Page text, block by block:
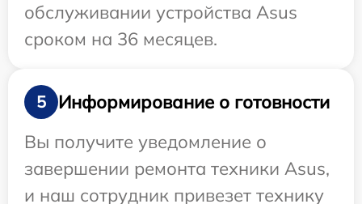
обслуживании устройства Asus
сроком на 36 месяцев.
5
Информирование о готовности
Вы получите уведомление о
завершении ремонта техники Asus,
и наш сотрудник привезет технику